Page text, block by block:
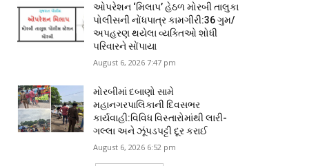
ઓપરેશન ‘મિલાપ’ હેઠળ મોરબી તાલુકા
પોલીસની નોંધપાત્ર કામગીરી:36 ગુમ/
અપહરણ થયેલા વ્યક્તિઓ શોધી
પરિવારને સોંપાયા
August 6, 2026 7:47 pm
મોરબીમાં દબાણો સામે
મહાનગરપાલિકાની દિવસભર
કાર્યવાહી:વિવિધ વિસ્તારોમાંથી લારી-
ગલ્લા અને ઝૂંપડપટ્ટી દૂર કરાઈ
August 6, 2026 6:52 pm